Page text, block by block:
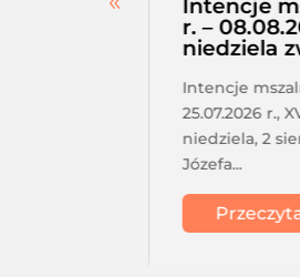
Intencje
r. –
niedziela
Intencje
25.07.2026 r.,
niedziela, 2
Józefa...